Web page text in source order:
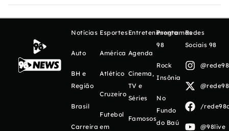
Notícias
Auto
BH e
Região
Brasil
Carreira
Esportes
América
Atlético
Cruzeiro
Futebol
em
Entretenimento
Agenda
Cinema,
TV e
Séries
Famosos
Programas
98
Rock
Insônia
No
Fundo
do Baú
Redes
Sociais 98
/
@98live